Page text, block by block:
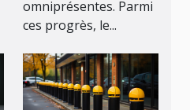
omniprésentes. Parmi
ces progrès, le...